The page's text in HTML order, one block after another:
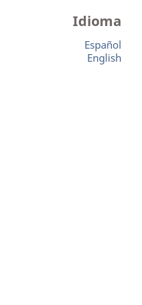
Idioma
Español
English